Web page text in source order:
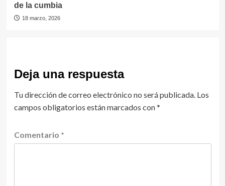
de la cumbia
18 marzo, 2026
Deja una respuesta
Tu dirección de correo electrónico no será publicada. Los
campos obligatorios están marcados con*
Comentario *